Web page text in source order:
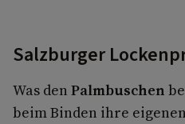
Salzburger
Was den Palmbuschen
beim Binden ihre